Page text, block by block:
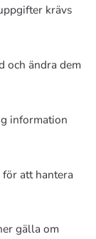
krävs
och ändra dem
information
att hantera
gälla om